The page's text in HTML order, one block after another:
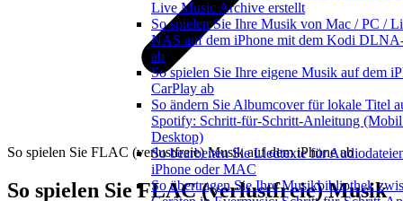
Live Music Archive erstellt
So spielen Sie Ihre Musik von Mac / PC /
NAS auf dem iPhone mit dem Kodi
ab
So spielen Sie Ihre eigene Musik auf dem
CarPlay ab
So ändern Sie Albumcover für lokale Titel
Spotify: Schritt-für-Schritt-Anleitung
Desktop)
So bearbeiten Sie Liedtexte für
iPhone oder MAC
So übertragen Sie Ihre Musikbibliothek
So spielen Sie FLAC (verlustfreie) Musik auf dem iPhone ab
So spielen Sie FLAC (verlustfreie) Musik